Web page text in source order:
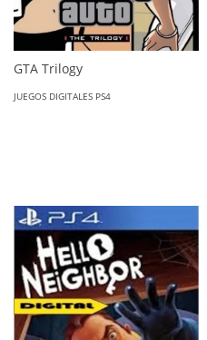
GTA Trilogy
JUEGOS DIGITALES PS4